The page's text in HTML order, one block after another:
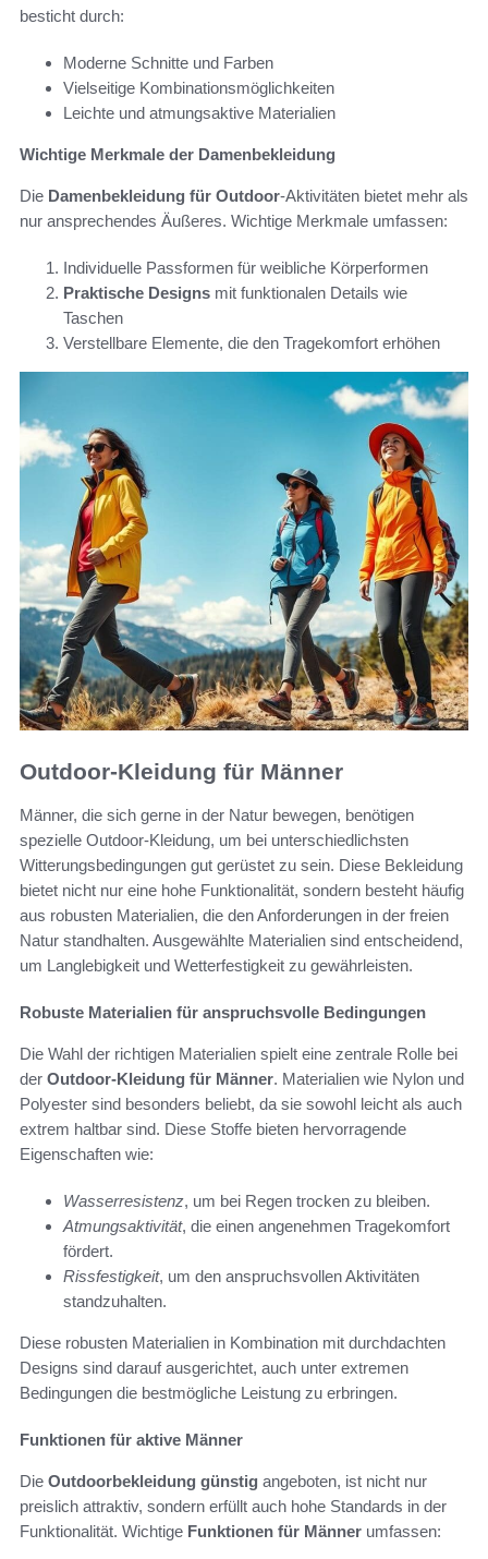
besticht durch:
Moderne Schnitte und Farben
Vielseitige Kombinationsmöglichkeiten
Leichte und atmungsaktive Materialien
Wichtige Merkmale der Damenbekleidung
Die Damenbekleidung für Outdoor-Aktivitäten bietet mehr als
nur ansprechendes Äußeres. Wichtige Merkmale umfassen:
Individuelle Passformen für weibliche Körperformen
Praktische Designs mit funktionalen Details wie
Taschen
Verstellbare Elemente, die den Tragekomfort erhöhen
Outdoor-Kleidung für Männer
Männer, die sich gerne in der Natur bewegen, benötigen
spezielle Outdoor-Kleidung, um bei unterschiedlichsten
Witterungsbedingungen gut gerüstet zu sein. Diese Bekleidung
bietet nicht nur eine hohe Funktionalität, sondern besteht häufig
aus robusten Materialien, die den Anforderungen in der freien
Natur standhalten. Ausgewählte Materialien sind entscheidend,
um Langlebigkeit und Wetterfestigkeit zu gewährleisten.
Robuste Materialien für anspruchsvolle Bedingungen
Die Wahl der richtigen Materialien spielt eine zentrale Rolle bei
der Outdoor-Kleidung für Männer. Materialien wie Nylon und
Polyester sind besonders beliebt, da sie sowohl leicht als auch
extrem haltbar sind. Diese Stoffe bieten hervorragende
Eigenschaften wie:
Wasserresistenz, um bei Regen trocken zu bleiben.
Atmungsaktivität, die einen angenehmen Tragekomfort
fördert.
Rissfestigkeit, um den anspruchsvollen Aktivitäten
standzuhalten.
Diese robusten Materialien in Kombination mit durchdachten
Designs sind darauf ausgerichtet, auch unter extremen
Bedingungen die bestmögliche Leistung zu erbringen.
Funktionen für aktive Männer
Die Outdoorbekleidung günstig angeboten, ist nicht nur
preislich attraktiv, sondern erfüllt auch hohe Standards in der
Funktionalität. Wichtige Funktionen für Männer umfassen: